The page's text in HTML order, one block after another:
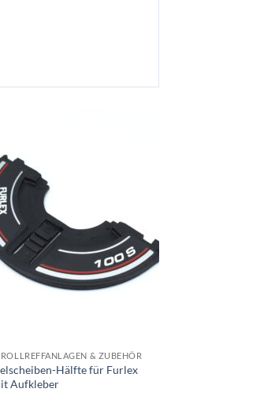
& ZUBEHÖR
Hälfte für Furlex
Aufkleber